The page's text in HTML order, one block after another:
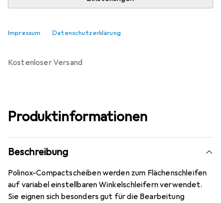
Impressum Datenschutzerklärung
In den Warenkorb
Vergleichen
kostenloser Versand
Produktinformationen
Beschreibung
Polinox-Compactscheiben werden zum Flächenschleifen
auf variabel einstellbaren Winkelschleifern verwendet.
Sie eignen sich besonders gut für die Bearbeitung